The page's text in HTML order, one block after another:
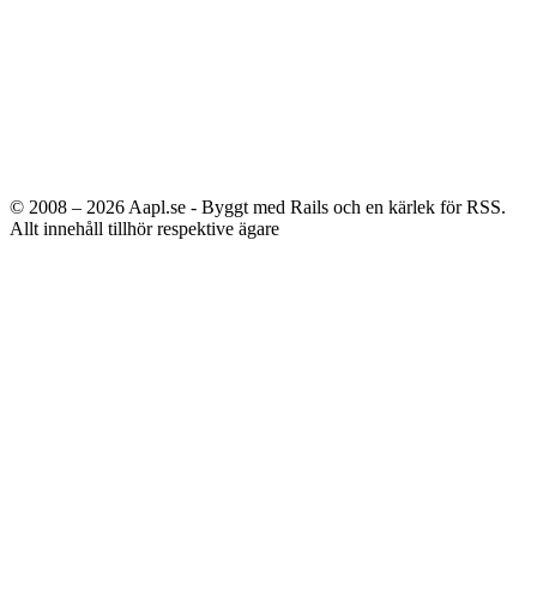
© 2008 – 2026 Aapl.se - Byggt med Rails och en kärlek för RSS.
Allt innehåll tillhör respektive ägare